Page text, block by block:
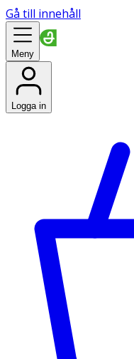
Gå till innehåll
Meny
Logga in